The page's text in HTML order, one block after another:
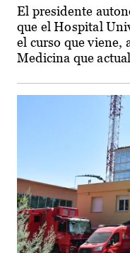
El presidente
que el Hospital
el curso que viene,
Medicina que